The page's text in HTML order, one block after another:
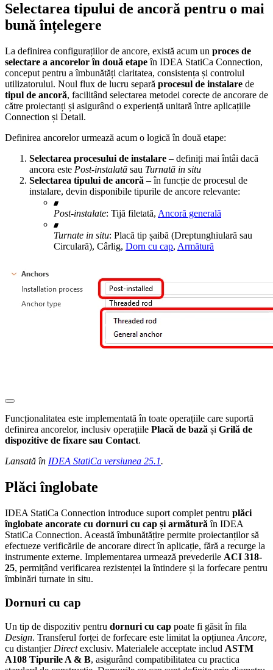
Selectarea tipului de ancoră pentru o mai
bună înțelegere
La definirea configurațiilor de ancore, există acum un proces de
selectare a ancorelor în două etapeîn IDEA StatiCa Connection,
conceput pentru a îmbunătăți claritatea, consistența și controlul
utilizatorului. Noul flux de lucru separă procesul de instalare de
tipul de ancoră, facilitând selectarea metodei corecte de ancorare de
către proiectanți și asigurând o experiență unitară între aplicațiile
Connection și Detail.
Definirea ancorelor urmează acum o logică în două etape:
Selectarea procesului de instalare – definiți mai întâi dacă
ancora este Post-instalată sau Turnată in situ
Selectarea tipului de ancoră – în funcție de procesul de
instalare, devin disponibile tipurile de ancore relevante:
Post-instalate: Tijă filetată, Ancoră generală
Turnate in situ: Placă tip șaibă (Dreptunghiulară sau
Circulară), Cârlig, Dorn cu cap, Armătură
Funcționalitatea este implementată în toate operațiile care suportă
definirea ancorelor, inclusiv operațiile Placă de bază și Grilă de
dispozitive de fixare sau Contact.
Lansată în IDEA StatiCa versiunea 25.1.
Plăci înglobate
IDEA StatiCa Connection introduce suport complet pentru plăci
înglobate ancorate cu dornuri cu cap și armătură în IDEA
StatiCa Connection. Această îmbunătățire permite proiectanților să
efectueze verificările de ancorare direct în aplicație, fără a recurge la
instrumente externe. Implementarea urmează prevederile ACI 318-
25, permițând verificarea rezistenței la întindere și la forfecare pentru
îmbinări turnate in situ.
Dornuri cu cap
Un tip de dispozitiv pentru dornuri cu cap poate fi găsit în fila
Design. Transferul forței de forfecare este limitat la opțiunea Ancore,
cu distanțier Directexclusiv. Materialele acceptate includ ASTM
A108 Tipurile A & B, asigurând compatibilitatea cu practica